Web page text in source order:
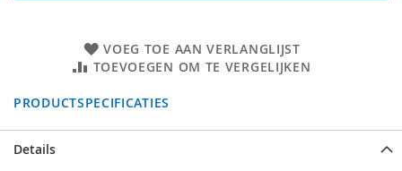
VOEG TOE AAN VERLANGLIJST
TOEVOEGEN OM TE VERGELIJKEN
PRODUCTSPECIFICATIES
Details